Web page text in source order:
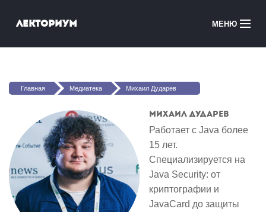
Лекториум МЕНЮ
Медиатека
Онлайн-школы
Вы здесь
Главная Медиатека Михаил Дударев
Михаил Дударев
Работает с Java более
15 лет.
Специализируется на
Java Security: от
криптографии и
JavaCard до защиты